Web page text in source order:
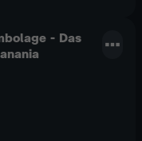
Rätsel.- Das